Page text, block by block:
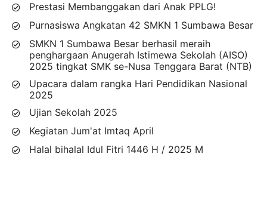
Prestasi Membanggakan dari Anak PPLG!
Purnasiswa Angkatan 42 SMKN 1 Sumbawa Besar
SMKN 1 Sumbawa Besar berhasil meraih
penghargaan Anugerah Istimewa Sekolah (AISO)
2025 tingkat SMK se-Nusa Tenggara Barat (NTB)
Upacara dalam rangka Hari Pendidikan Nasional
2025
Ujian Sekolah 2025
Kegiatan Jum'at Imtaq April
Halal bihalal Idul Fitri 1446 H / 2025 M